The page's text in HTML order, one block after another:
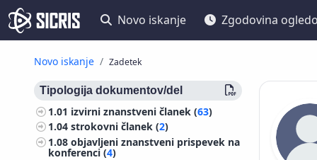
Novo iskanje Zgodovina
Novo iskanje Zadetek
Tipologija dokumentov/del
1.01 izvirni znanstveni članek (63)
1.04strokovni članek (2)
1.08objavljeni znanstveni prispevek na
konferenci (4)